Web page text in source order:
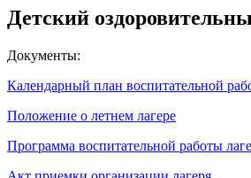
Детский
Документы:
Календарный план воспитательной
Положение о летнем лагере
Программа воспитательной работы